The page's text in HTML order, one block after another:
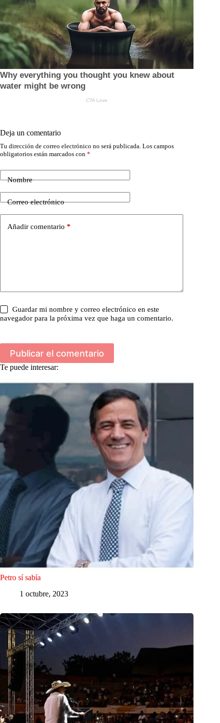
Deja un comentario
Tu dirección de correo electrónico no será publicada. Los campos
obligatorios están marcados con *
Nombre
Correo electrónico
Añadir comentario *
Guardar mi nombre y correo electrónico en este
navegador para la próxima vez que haga un comentario.
Publicar el comentario
Te puede interesar:
Petro sí sabía
1 octubre, 2023